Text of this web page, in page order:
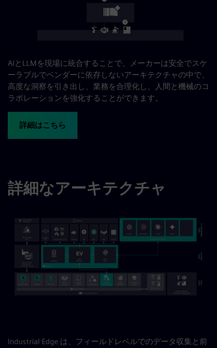
AIとLLMを現場に統合することで、メーカーは安全でスケ
ーラブルでベンダーに依存しないアーキテクチャの中で、
高度な洞察を引き出し、業務を合理化し、人間と機械のコ
ラボレーションを強化することができます。
詳細はこちら
詳細なアーキテクチャ
Industrial Edge は、フィールドレベルでのデータ収集と前